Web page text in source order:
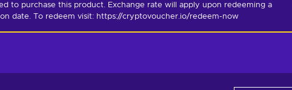
to purchase this product. Exchange rate will apply upon redeeming a
date. To redeem visit: https://cryptovoucher.io/redeem-now